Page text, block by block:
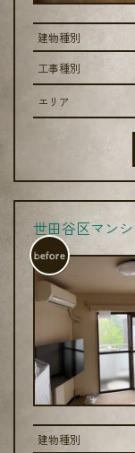
建物種別
工事種別
エリア
世田谷区マン
before
建物種別